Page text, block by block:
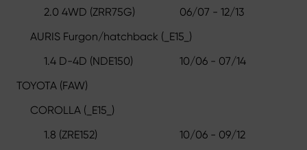
2.0 4WD (ZRR75G)
06/07 - 12/13
AURIS Furgon/hatchback (_E15_)
1.4 D-4D (NDE150)
10/06 - 07/14
TOYOTA (FAW)
COROLLA (_E15_)
1.8 (ZRE152)
10/06 - 09/12